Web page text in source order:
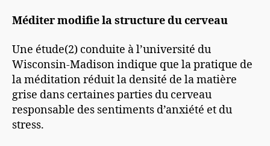
Méditer modifie la structure du cerveau
Une étude(2) conduite à l’université du
Wisconsin-Madison indique que la pratique de
la méditation réduit la densité de la matière
grise dans certaines parties du cerveau
responsable des sentiments d’anxiété et du
stress.